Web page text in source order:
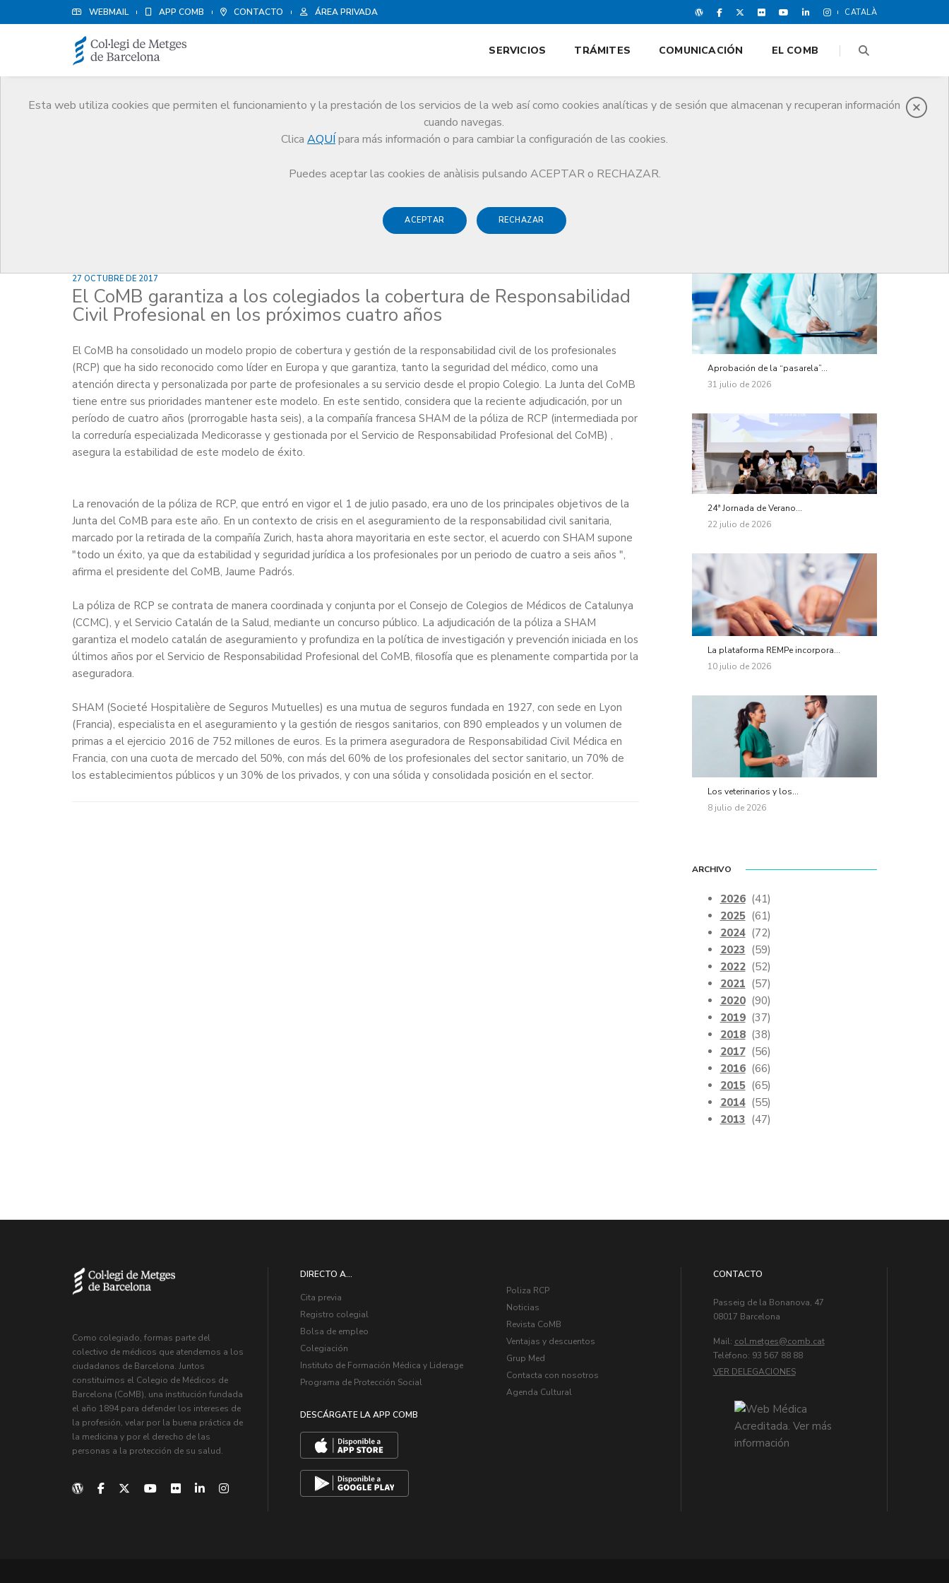
WEBMAIL APP COMB CONTACTO ÁREA PRIVADA CATALÀ
Esta web utiliza cookies que permiten el funcionamiento y la prestación de los servicios de la web así como cookies analíticas y de sesión que almacenan y recuperan información
cuando navegas.
Clica AQUÍ para más información o para cambiar la configuración de las cookies.
Puedes aceptar las cookies de anàlisis pulsando ACEPTAR o RECHAZAR.
ACEPTAR RECHAZAR
SERVICIOS TRÁMITES COMUNICACIÓN EL COMB
El CoMB garantiza a los colegiados la cobertura de Responsabilidad Civil Profesional en los próximos cuatro años
27 OCTUBRE DE 2017
El CoMB garantiza a los colegiados la cobertura de Responsabilidad
Civil Profesional en los próximos cuatro años
El CoMB ha consolidado un modelo propio de cobertura y gestión de la responsabilidad civil de los profesionales
(RCP) que ha sido reconocido como líder en Europa y que garantiza, tanto la seguridad del médico, como una
atención directa y personalizada por parte de profesionales a su servicio desde el propio Colegio. La Junta del CoMB
tiene entre sus prioridades mantener este modelo. En este sentido, considera que la reciente adjudicación, por un
período de cuatro años (prorrogable hasta seis), a la compañía francesa SHAM de la póliza de RCP (intermediada por
la correduría especializada Medicorasse y gestionada por el Servicio de Responsabilidad Profesional del CoMB) ,
asegura la estabilidad de este modelo de éxito.
La renovación de la póliza de RCP, que entró en vigor el 1 de julio pasado, era uno de los principales objetivos de la
Junta del CoMB para este año. En un contexto de crisis en el aseguramiento de la responsabilidad civil sanitaria,
marcado por la retirada de la compañía Zurich, hasta ahora mayoritaria en este sector, el acuerdo con SHAM supone
"todo un éxito, ya que da estabilidad y seguridad jurídica a los profesionales por un periodo de cuatro a seis años ",
afirma el presidente del CoMB, Jaume Padrós.
La póliza de RCP se contrata de manera coordinada y conjunta por el Consejo de Colegios de Médicos de Catalunya
(CCMC), y el Servicio Catalán de la Salud, mediante un concurso público. La adjudicación de la póliza a SHAM
garantiza el modelo catalán de aseguramiento y profundiza en la política de investigación y prevención iniciada en los
últimos años por el Servicio de Responsabilidad Profesional del CoMB, filosofía que es plenamente compartida por la
aseguradora.
SHAM (Societé Hospitalière de Seguros Mutuelles) es una mutua de seguros fundada en 1927, con sede en Lyon
(Francia), especialista en el aseguramiento y la gestión de riesgos sanitarios, con 890 empleados y un volumen de
primas a el ejercicio 2016 de 752 millones de euros. Es la primera aseguradora de Responsabilidad Civil Médica en
Francia, con una cuota de mercado del 50%, con más del 60% de los profesionales del sector sanitario, un 70% de
los establecimientos públicos y un 30% de los privados, y con una sólida y consolidada posición en el sector.
Aprobación de la “pasarela”...
31 julio de 2026
24ª Jornada de Verano...
22 julio de 2026
La plataforma REMPe incorpora...
10 julio de 2026
Los veterinarios y los...
8 julio de 2026
ARCHIVO
2026 (41)
2025 (61)
2024 (72)
2023 (59)
2022 (52)
2021 (57)
2020 (90)
2019 (37)
2018 (38)
2017 (56)
2016 (66)
2015 (65)
2014 (55)
2013 (47)
Como colegiado, formas parte del
colectivo de médicos que atendemos a los
ciudadanos de Barcelona. Juntos
constituimos el Colegio de Médicos de
Barcelona (CoMB), una institución fundada
el año 1894 para defender los intereses de
la profesión, velar por la buena práctica de
la medicina y por el derecho de las
personas a la protección de su salud.
DIRECTO A...
Cita previa
Registro colegial
Bolsa de empleo
Colegiación
Instituto de Formación Médica y Liderage
Programa de Protección Social
DESCÁRGATE LA APP COMB
Poliza RCP
Noticias
Revista CoMB
Ventajas y descuentos
Grup Med
Contacta con nosotros
Agenda Cultural
CONTACTO
Passeig de la Bonanova, 47
08017 Barcelona
Mail: col.metges
Telèfono: 93 567 88 88
VER DELEGACIONES